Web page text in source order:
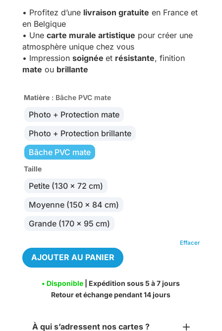
prix :
69,00 €
à
135,00 €
• Profitez d’une livraison gratuite en France et
en Belgique
• Une carte murale artistique pour créer une
atmosphère unique chez vous
• Impression soignée et résistante, finition
mate ou brillante
Matière : Bâche PVC mate
Photo + Protection mate
Photo + Protection brillante
Bâche PVC mate
Taille
Petite (130 x 72 cm)
Moyenne (150 x 84 cm)
Grande (170 x 95 cm)
Effacer
AJOUTER AU PANIER
• Disponible | Expédition sous 5 à 7 jours
Retour et échange pendant 14 jours
À qui s’adressent nos cartes ?